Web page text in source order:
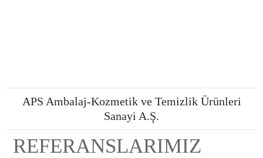
APS Ambalaj-Kozmetik ve Temizlik Ürünleri
Sanayi A.Ş.
REFERANSLARIMIZ